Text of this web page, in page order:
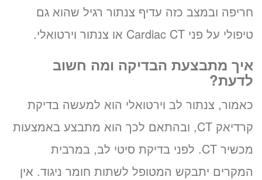
חריפה ובמצב כזה עדיף צנתור רגיל שהוא גם
טיפולי על פני Cardiac CT או צנתור וירטואלי.
איך מתבצעת הבדיקה ומה חשוב
לדעת?
כאמור, צנתור לב וירטואלי הוא למעשה בדיקת
קרדיאק CT, ובהתאם לכך הוא מתבצע באמצעות
מכשיר CT. לפני בדיקת סיטי לב, במרבית
המקרים יתבקש המטופל לשתות חומר ניגוד. אין